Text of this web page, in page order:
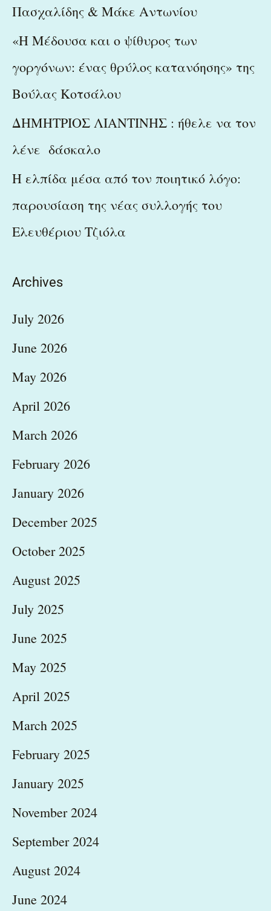
Πασχαλίδης & Μάκε Αντωνίου
«Η Μέδουσα και ο ψίθυρος των
γοργόνων: ένας θρύλος κατανόησης» της
Βούλας Κοτσάλου
ΔΗΜΗΤΡΙΟΣ ΛΙΑΝΤΙΝΗΣ : ήθελε να τον
λένε δάσκαλο
Η ελπίδα μέσα από τον ποιητικό λόγο:
παρουσίαση της νέας συλλογής του
Ελευθέριου Τζιόλα
Archives
July 2026
June 2026
May 2026
April 2026
March 2026
February 2026
January 2026
December 2025
October 2025
August 2025
July 2025
June 2025
May 2025
April 2025
March 2025
February 2025
January 2025
November 2024
September 2024
August 2024
June 2024